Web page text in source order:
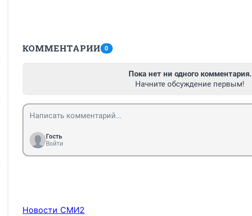
КОММЕНТАРИИ 0
Пока нет ни одного комментария.
Начните обсуждение первым!
Гость
Войти
Новости СМИ2